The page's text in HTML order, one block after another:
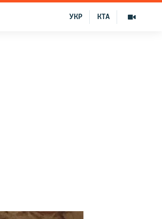
КТА
УКР